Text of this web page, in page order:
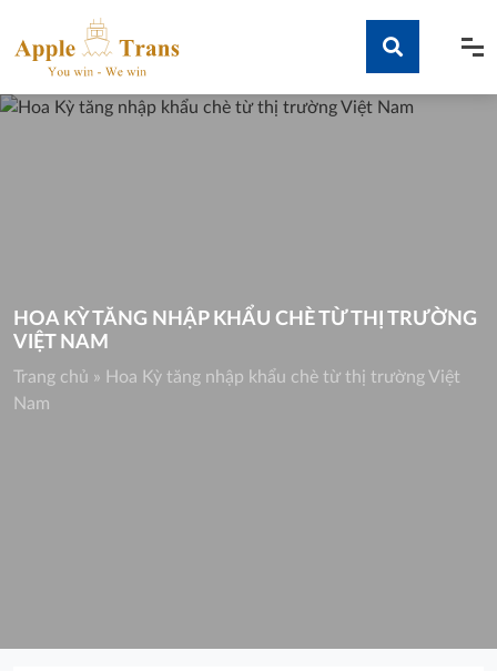
content
Tìm kiếm
HOA KỲ TĂNG NHẬP KHẨU CHÈ TỪ THỊ TRƯỜNG
VIỆT NAM
Trang chủ » Hoa Kỳ tăng nhập khẩu chè từ thị trường Việt
Nam